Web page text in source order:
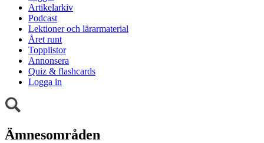
Artikelarkiv
Podcast
Lektioner och lärarmaterial
Året runt
Topplistor
Annonsera
Quiz & flashcards
Logga in
Ämnesområden